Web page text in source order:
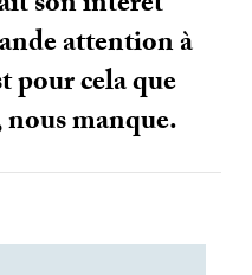
attention à
pour cela que
manque.